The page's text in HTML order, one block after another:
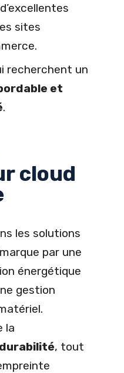
sites
recherchent un
et
.
cloud
les solutions
par une
énergétique
gestion
la
, tout